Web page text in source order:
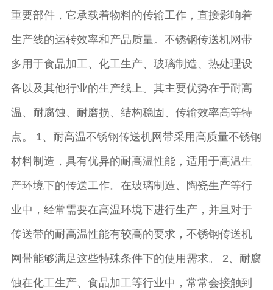
重要部件，它承载着物料的传输工作，直接影响着
生产线的运转效率和产品质量。不锈钢传送机网带
多用于食品加工、化工生产、玻璃制造、热处理设
备以及其他行业的生产线上。其主要优势在于耐高
温、耐腐蚀、耐磨损、结构稳固、传输效率高等特
点。 1、耐高温不锈钢传送机网带采用高质量不锈钢
材料制造，具有优异的耐高温性能，适用于高温生
产环境下的传送工作。在玻璃制造、陶瓷生产等行
业中，经常需要在高温环境下进行生产，并且对于
传送带的耐高温性能有较高的要求，不锈钢传送机
网带能够满足这些特殊条件下的使用需求。 2、耐腐
蚀在化工生产、食品加工等行业中，常常会接触到